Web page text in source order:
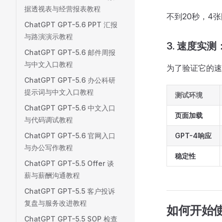
据透视表与经营报表教程
ChatGPT GPT-5.6 PPT 汇报
与路演演示教程
ChatGPT GPT-5.6 邮件周报
与中文入口教程
ChatGPT GPT-5.6 办公科研
提示词与中文入口教程
ChatGPT GPT-5.6 中文入口
与代码调试教程
ChatGPT GPT-5.6 官网入口
与办公写作教程
ChatGPT GPT-5.5 Offer 谈
薪与薪酬沟通教程
ChatGPT GPT-5.5 客户投诉
复盘与服务改进教程
ChatGPT GPT-5.5 SOP 检查
不到20秒，4
3. 速度实测
为了验证它的
测试环境
页面加载
GPT-4响应
稳定性
如何开始